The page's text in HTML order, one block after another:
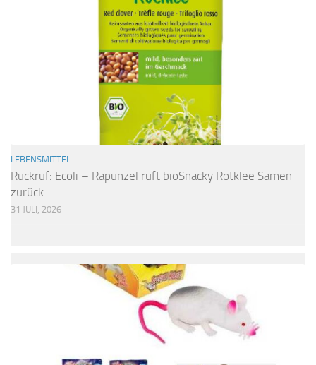
LEBENSMITTEL
Rückruf: Ecoli – Rapunzel ruft bioSnacky Rotklee Samen
zurück
31 JULI, 2026